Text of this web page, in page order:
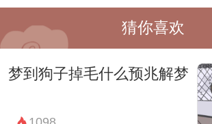
猜你喜欢
梦到狗子掉毛什么预兆解梦